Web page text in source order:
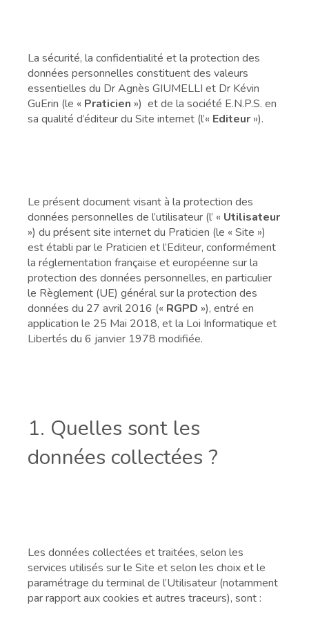
La sécurité, la confidentialité et la protection des
données personnelles constituent des valeurs
essentielles du Dr Agnès GIUMELLI et Dr Kévin
GuErin (le « Praticien ») et de la société E.N.P.S. en
sa qualité d’éditeur du Site internet (l’« Editeur »).
Le présent document visant à la protection des
données personnelles de l’utilisateur (l’ « Utilisateur
») du présent site internet du Praticien (le « Site »)
est établi par le Praticien et l’Editeur, conformément
la réglementation française et européenne sur la
protection des données personnelles, en particulier
le Règlement (UE) général sur la protection des
données du 27 avril 2016 (« RGPD »), entré en
application le 25 Mai 2018, et la Loi Informatique et
Libertés du 6 janvier 1978 modifiée.
1. Quelles sont les
données collectées ?
Les données collectées et traitées, selon les
services utilisés sur le Site et selon les choix et le
paramétrage du terminal de l’Utilisateur (notamment
par rapport aux cookies et autres traceurs), sont :